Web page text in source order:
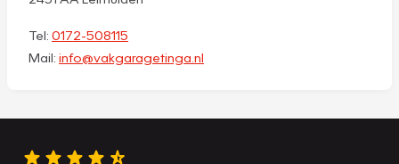
Tel: 0172-508115
Mail: info@vakgaragetinga.nl